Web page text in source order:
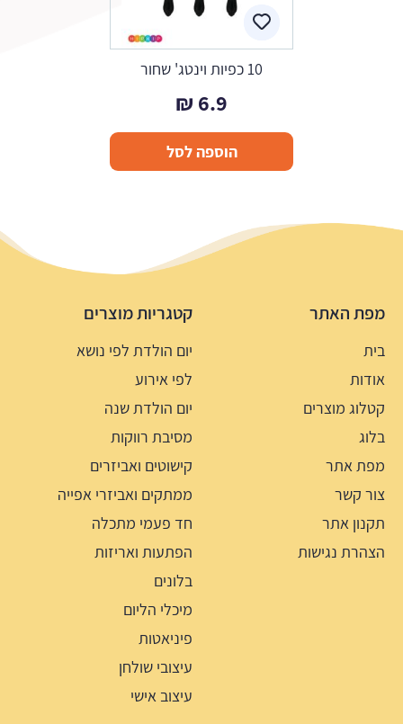
10 כפיות וינטג' שחור
6.9
₪
הוספה לסל
מפת האתר
בית
אודות
קטלוג מוצרים
בלוג
מפת אתר
צור קשר
תקנון אתר
הצהרת נגישות
קטגריות מוצרים
יום הולדת לפי נושא
לפי אירוע
יום הולדת שנה
מסיבת רווקות
קישוטים ואביזרים
ממתקים ואביזרי אפייה
חד פעמי מתכלה
הפתעות ואריזות
בלונים
מיכלי הליום
פיניאטות
עיצובי שולחן
עיצוב אישי